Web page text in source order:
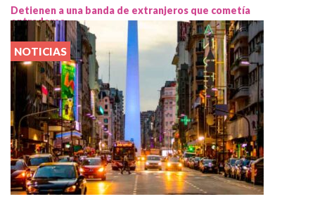
Detienen a una banda de extranjeros que cometía
entraderas
NOTICIAS